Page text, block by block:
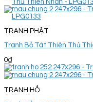
TRANH PHẬT
Tranh Bồ Tát Thiên Thủ
0₫
TRANH HỔ